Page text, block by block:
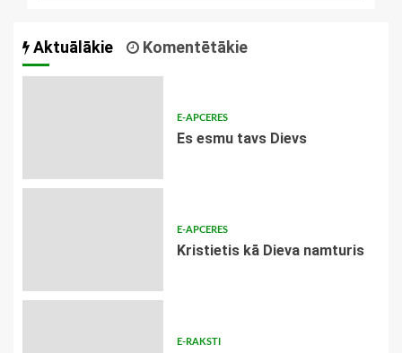
Aktuālākie Komentētākie
E-APCERES
Es esmu tavs Dievs
E-APCERES
Kristietis kā Dieva namturis
E-RAKSTI